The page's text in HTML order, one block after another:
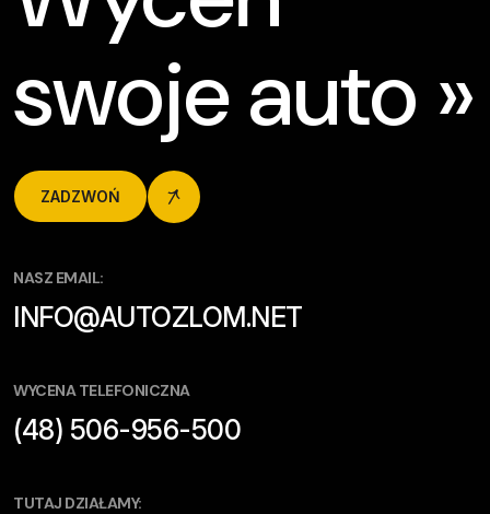
swoje auto »
ZADZWOŃ
NASZ EMAIL:
INFO@AUTOZLOM.NET
WYCENA TELEFONICZNA
(48) 506-956-500
TUTAJ DZIAŁAMY: